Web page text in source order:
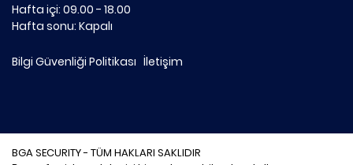
Hafta içi: 09.00 - 18.00
Hafta sonu: Kapalı
Bilgi Güvenliği Politikası İletişim
BGA SECURITY - TÜM HAKLARI SAKLIDIR